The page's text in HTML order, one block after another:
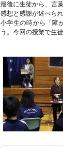
最後に生徒から、言
感想と感謝が述べられ
小学生の時から「障
う。今回の授業で生